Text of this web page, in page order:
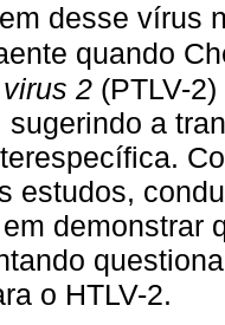
desse vírus
quando
2 (PTLV-
sugerindo a
estudos,
demonstrar
o HTLV-2.